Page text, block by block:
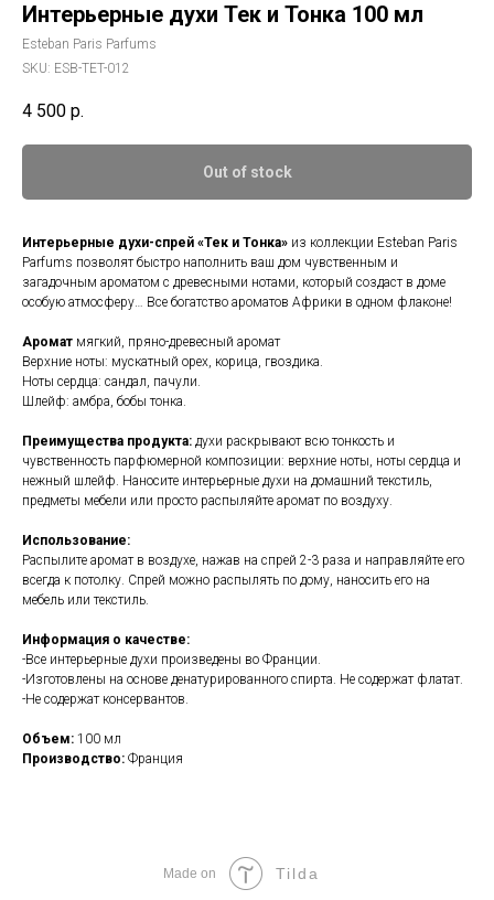
Интерьерные духи Тек и Тонка 100 мл
Esteban Paris Parfums
SKU: ESB-TET-012
4 500 р.
Out of stock
Интерьерные духи-спрей «Тек и Тонка» из коллекции Esteban Paris
Parfums позволят быстро наполнить ваш дом чувственным и
загадочным ароматом с древесными нотами, который создаст в доме
особую атмосферу… Все богатство ароматов Африки в одном флаконе!
Аромат мягкий, пряно-древесный аромат
Верхние ноты: мускатный орех, корица, гвоздика.
Ноты сердца: сандал, пачули.
Шлейф: амбра, бобы тонка.
Преимущества продукта: духи раскрывают всю тонкость и
чувственность парфюмерной композиции: верхние ноты, ноты сердца и
нежный шлейф. Наносите интерьерные духи на домашний текстиль,
предметы мебели или просто распыляйте аромат по воздуху.
Использование:
Распылите аромат в воздухе, нажав на спрей 2-3 раза и направляйте его
всегда к потолку. Спрей можно распылять по дому, наносить его на
мебель или текстиль.
Информация о качестве:
-Все интерьерные духи произведены во Франции.
-Изготовлены на основе денатурированного спирта. Не содержат флатат.
-Не содержат консервантов.
Объем: 100 мл
Производство: Франция
Made on Tilda